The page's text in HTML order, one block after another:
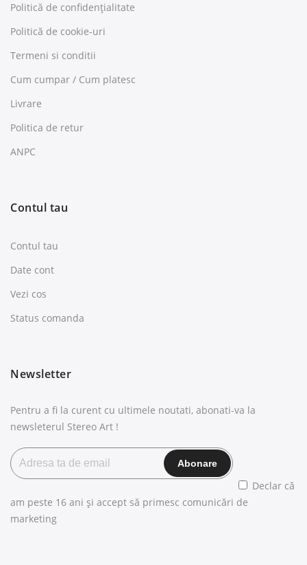
Politică de confidențialitate
Politică de cookie-uri
Termeni si conditii
Cum cumpar / Cum platesc
Livrare
Politica de retur
ANPC
Contul tau
Contul tau
Date cont
Vezi cos
Status comanda
Newsletter
Pentru a fi la curent cu ultimele noutati, abonati-va la
newsleterul Stereo Art !
Declar că
am peste 16 ani și accept să primesc comunicări de
marketing